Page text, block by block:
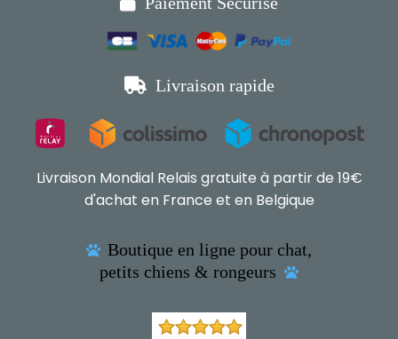
 Livraison rapide
Livraison Mondial Relais gratuite à partir de 19€
d'achat en France et en Belgique
 Boutique en ligne pour chat,
petits chiens & rongeurs
